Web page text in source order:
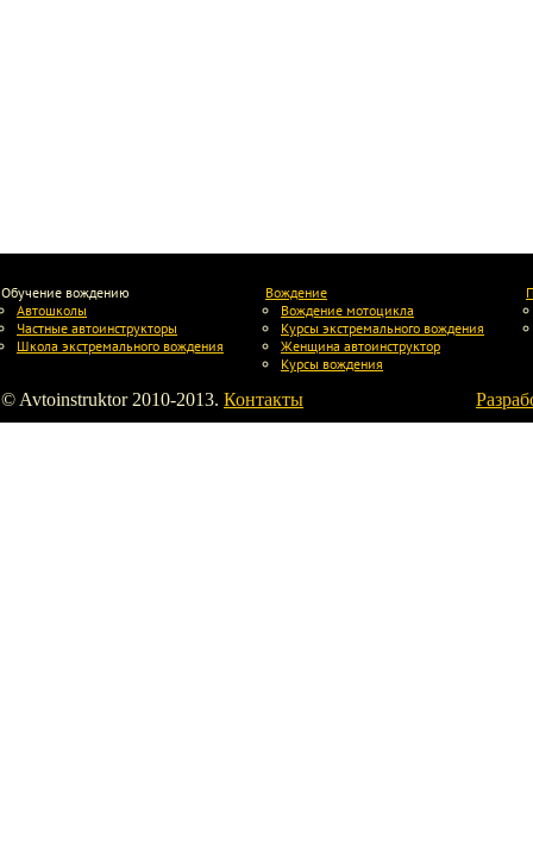
Обучение вождению
Автошколы
Частные автоинструкторы
Школа экстремального вождения
Вождение
Вождение мотоцикла
Курсы экстремального вождения
Женщина автоинструктор
Курсы вождения
© Avtoinstruktor 2010-2013. Контакты